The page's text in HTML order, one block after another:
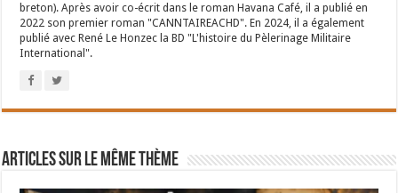
breton). Après avoir co-écrit dans le roman Havana Café, il a publié en
2022 son premier roman "CANNTAIREACHD". En 2024, il a également
publié avec René Le Honzec la BD "L'histoire du Pèlerinage Militaire
International".
Articles sur le même thème